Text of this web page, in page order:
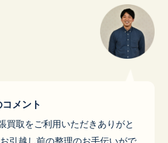
メント
買取をご利用いただきありがと
引越し前の整理のお手伝いがで